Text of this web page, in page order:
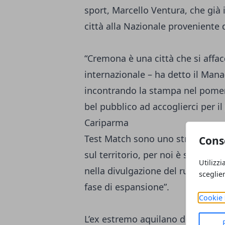
Cookie
sport, Marcello Ventura, che
città alla Nazionale proveniente
“Cremona è una città che si
internazionale – ha detto il
incontrando la stampa nel
bel pubblico ad accoglierci per
Cariparma
Test Match sono uno
sul territorio, per noi è sempre
nella divulgazione del rugby
fase di espansione”.
L’ex estremo aquilano